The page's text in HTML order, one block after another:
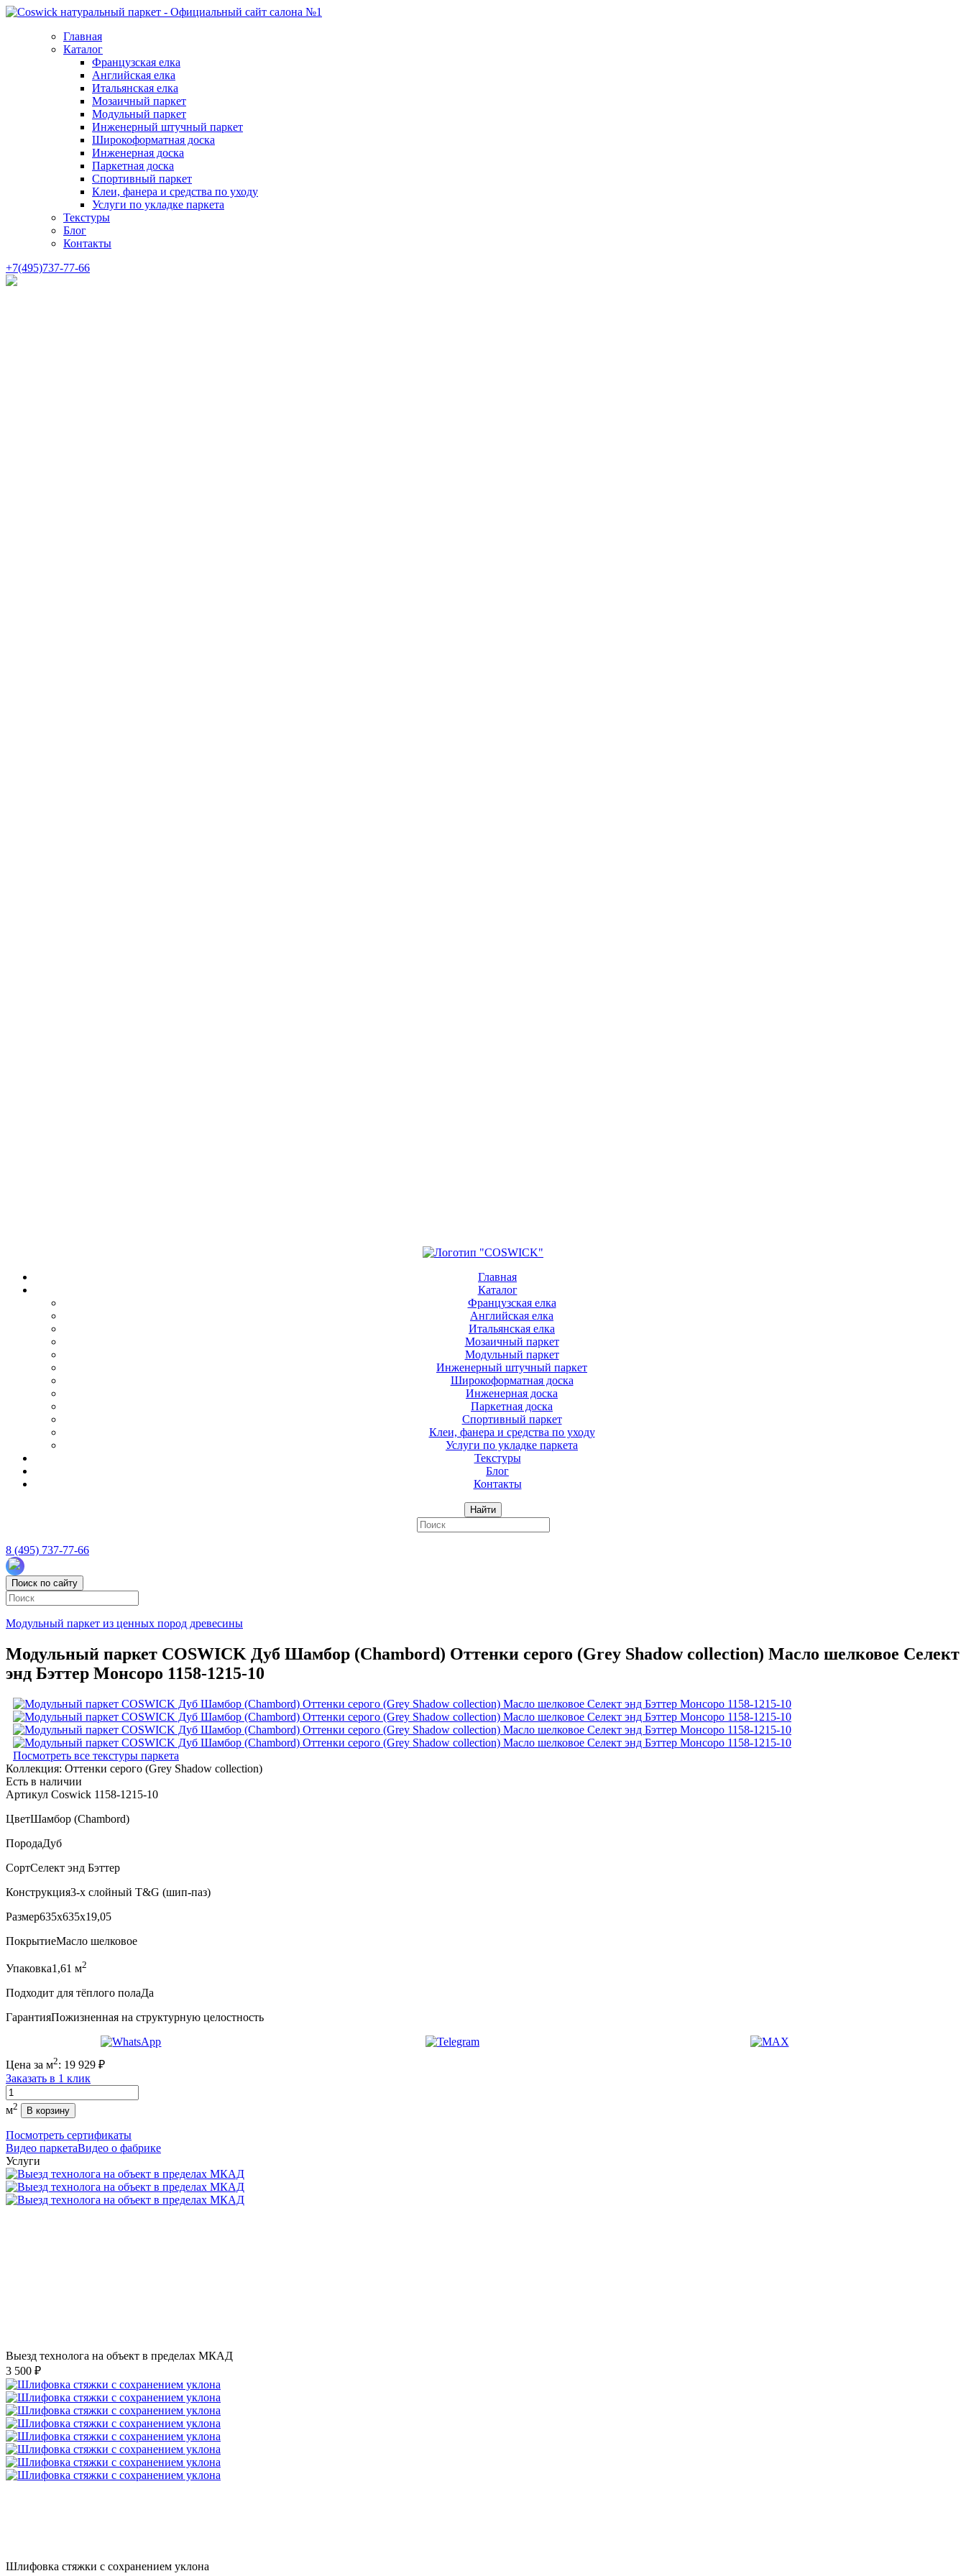
Главная
Каталог
Французская елка
Английская елка
Итальянская елка
Мозаичный паркет
Модульный паркет
Инженерный штучный паркет
Широкоформатная доска
Инженерная доска
Паркетная доска
Спортивный паркет
Клеи, фанера и средства по уходу
Услуги по укладке паркета
Текстуры
Блог
Контакты
+7(495)737-77-66
Главная
Каталог
Французская елка
Английская елка
Итальянская елка
Мозаичный паркет
Модульный паркет
Инженерный штучный паркет
Широкоформатная доска
Инженерная доска
Паркетная доска
Спортивный паркет
Клеи, фанера и средства по уходу
Услуги по укладке паркета
Текстуры
Блог
Контакты
Найти
8 (495) 737-77-66
Поиск по сайту
Модульный паркет из ценных пород древесины
Модульный паркет COSWICK Дуб Шамбор (Chambord) Оттенки серого (Grеy Shadow collection) Масло шелковое Селект
энд Бэттер Монсоро 1158-1215-10
Посмотреть все текстуры паркета
Коллекция: Оттенки серого (Grеy Shadow collection)
Есть в наличии
Артикул Coswick 1158-1215-10
ЦветШамбор (Chambord)
ПородаДуб
СортСелект энд Бэттер
Конструкция3-х слойный T&G (шип-паз)
Размер635x635x19,05
ПокрытиеМасло шелковое
Упаковка1,61 м2
Подходит для тёплого полаДа
ГарантияПожизненная на структурную целостность
Цена за м2: 19 929 ₽
Заказать в 1 клик
Количество
м2 В корзину
Посмотреть сертификаты
Видео паркетаВидео о фабрике
Услуги
Выезд технолога на объект в пределах МКАД
3 500 ₽
Шлифовка стяжки с сохранением уклона